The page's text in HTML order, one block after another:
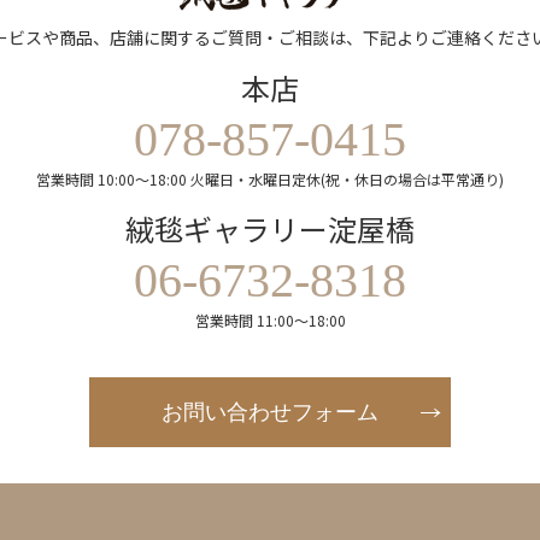
ビスや商品、店舗に関するご質問・ご相談は、下記よりご連絡くださ
本店
078-857-0415
営業時間 10:00～18:00 火曜日・水曜日定休(祝・休日の場合は平常通り)
絨毯ギャラリー淀屋橋
06-6732-8318
営業時間 11:00～18:00
お問い合わせフォーム